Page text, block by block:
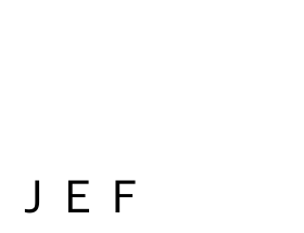
ＪＥＦ